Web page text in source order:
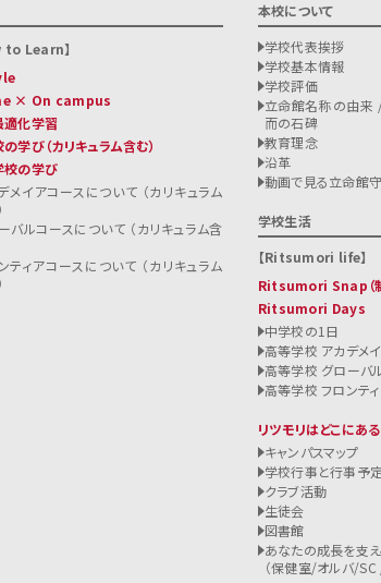
to Learn
× On campus
適化学習
の学び（カリキュラム含む）
校の学び
メイアコースについて （カリキュラム
バルコースについて （カリキュラム含
ティアコースについて （カリキュラム
本校について
学校代表挨拶
学校基本情報
学校評価
立命館名称の由来
而の石碑
教育理念
沿革
動画で見る立命館
学校生活
Ritsumori life
Ritsumori Snap（
Ritsumori Days
中学校の1日
高等学校 アカデメ
高等学校 グローバ
高等学校 フロンテ
リツモリはどこにある
キャンパスマップ
学校行事と行事予定
クラブ活動
生徒会
図書館
あなたの成長を支え
（保健室/オルバ/SC